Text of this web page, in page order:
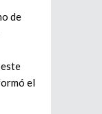
de
el